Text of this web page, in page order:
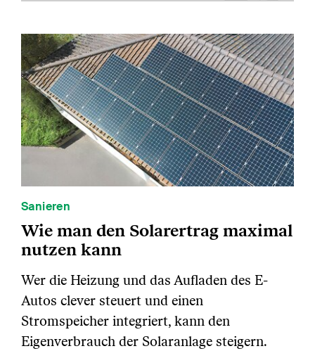
Sanieren
Wie man den Solarertrag maximal
nutzen kann
Wer die Heizung und das Aufladen des E-
Autos clever steuert und einen
Stromspeicher integriert, kann den
Eigenverbrauch der Solaranlage steigern.